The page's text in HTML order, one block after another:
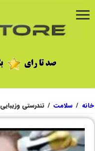
خانه / سلامت / تندرستی وزیبایی